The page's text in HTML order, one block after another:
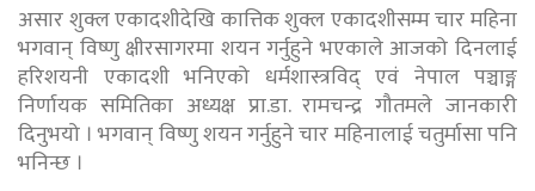
असार शुक्ल एकादशीदेखि कात्तिक शुक्ल एकादशीसम्म चार महिना
भगवान् विष्णु क्षीरसागरमा शयन गर्नुहुने भएकाले आजको दिनलाई
हरिशयनी एकादशी भनिएको धर्मशास्त्रविद् एवं नेपाल पञ्चाङ्ग
निर्णायक समितिका अध्यक्ष प्रा.डा. रामचन्द्र गौतमले जानकारी
दिनुभयो । भगवान् विष्णु शयन गर्नुहुने चार महिनालाई चतुर्मासा पनि
भनिन्छ ।